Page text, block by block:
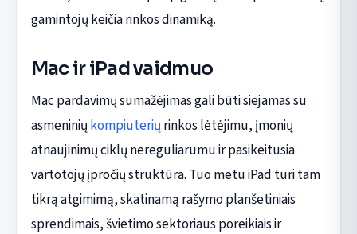
gamintojų keičia rinkos dinamiką.
Mac ir iPad vaidmuo
Mac pardavimų sumažėjimas gali būti siejamas su
asmeninių kompiuterių rinkos lėtėjimu, įmonių
atnaujinimų ciklų nereguliarumu ir pasikeitusia
vartotojų įpročių struktūra. Tuo metu iPad turi tam
tikrą atgimimą, skatinamą rašymo planšetiniais
sprendimais, švietimo sektoriaus poreikiais ir